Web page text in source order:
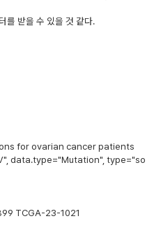
를 받을 수 있을 것 같다.
for ovarian cancer patients
data.type="Mutation", type="so
TCGA-23-1021